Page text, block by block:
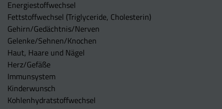
Energiestoffwechsel
Fettstoffwechsel (Triglyceride, Cholesterin)
Gehirn/Gedächtnis/Nerven
Gelenke/Sehnen/Knochen
Haut, Haare und Nägel
Herz/Gefäße
Immunsystem
Kinderwunsch
Kohlenhydratstoffwechsel